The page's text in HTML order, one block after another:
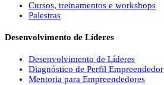
Cursos, treinamentos e workshops
Palestras
Desenvolvimento de Líderes
Desenvolvimento de Líderes
Diagnóstico de Perfil Empreendedor
Mentoria para Empreendedores